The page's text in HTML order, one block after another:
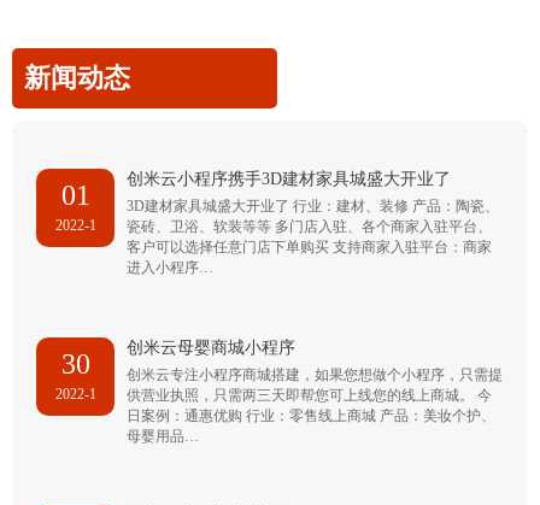
新闻动态
01
2022-1
创米云小程序携手3D建材家具城盛大开业了
3D建材家具城盛大开业了 行业：建材、装修 产品：陶瓷、
瓷砖、卫浴、软装等等 多门店入驻、各个商家入驻平台、
客户可以选择任意门店下单购买 支持商家入驻平台：商家
进入小程序…
30
2022-1
创米云母婴商城小程序
创米云专注小程序商城搭建，如果您想做个小程序，只需提
供营业执照，只需两三天即帮您可上线您的线上商城。 今
日案例：通惠优购 行业：零售线上商城 产品：美妆个护、
母婴用品…